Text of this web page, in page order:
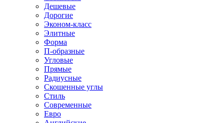
Дешевые
Дорогие
Эконом-класс
Элитные
Форма
П-образные
Угловые
Прямые
Радиусные
Скошенные углы
Стиль
Современные
Евро